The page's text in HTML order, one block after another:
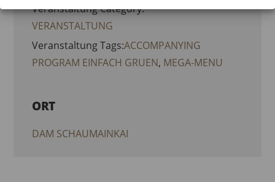
Veranstaltung Category:
VERANSTALTUNG
Veranstaltung Tags:ACCOMPANYING
PROGRAM EINFACH GRUEN, MEGA-MENU
ORT
DAM SCHAUMAINKAI